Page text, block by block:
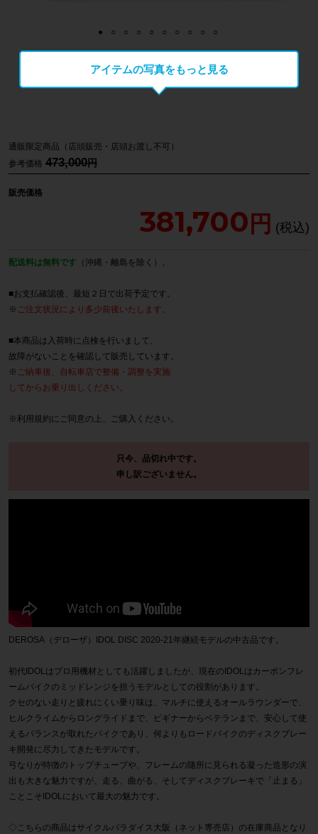
アイテムの写真をもっと見る
参考価格 473,000
販売価格
381,700
通販限定商品（店頭販売・店頭お渡し不可）
配送料は無料です （沖縄・離島を除く）。
■お支払確認後、最短２日で出荷予定です。
※ ご注文状況により多少前後いたします。
■本商品は入荷時に点検を行いまして、
故障がないことを確認して販売しています。
※ ご納車後、自転車店で整備・調整を実施
してからお乗り出しください。
※ 利用規約にご同意の上、ご購入ください。
只今、品切れ中です。
申し訳ございません。
DEROSA（デローザ）IDOL DISC 2020-21年継続モデルの中古品です。
初代IDOLはプロ用機材としても活躍しましたが、現在のIDOLはカーボンフレ
ームバイクのミッドレンジを担うモデルとしての役割があります。
クセのない走りと疲れにくい乗り味は、マルチに使えるオールラウンダーで、
ヒルクライムからロングライドまで、ビギナーからベテランまで、安心して使
えるバランスが取れたバイクであり、何よりもロードバイクのディスクブレー
キ開発に尽力してきたモデルです。
弓なりが特徴のトップチューブや、フレームの随所に見られる凝った造形の演
出も大きな魅力ですが、走る、曲がる、そしてディスクブレーキで「止まる」
ことこそIDOLにおいて最大の魅力です。
◇こちらの商品はサイクルパラダイス大阪（ネット専売店）の在庫商品となり